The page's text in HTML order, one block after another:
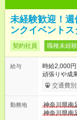
未経験歓迎！
ンクイベントス
契約社員 職種未経
給与
時給2,000
頑張りや成
交通費
勤務地
神奈川県南
神奈川県南